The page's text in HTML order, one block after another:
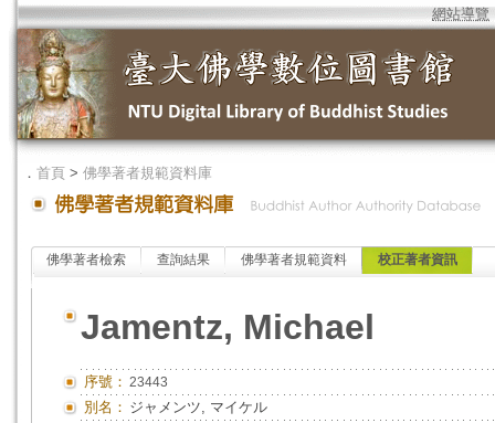
網站導覽
． 首頁 > 佛學著者規範資料庫
佛學著者檢索 查詢結果 佛學著者規範資料 校正著者資訊
Jamentz, Michael
序號： 23443
別名： ジャメンツ, マイケル